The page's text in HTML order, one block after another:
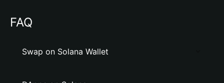
FAQ
Swap on Solana Wallet